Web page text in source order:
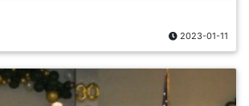
2023-01-11